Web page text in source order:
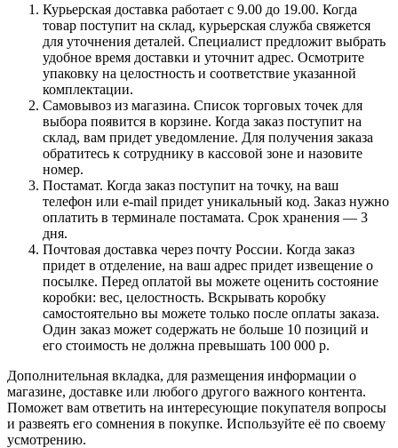
Курьерская доставка работает с 9.00 до 19.00. Когда
товар поступит на склад, курьерская служба свяжется
для уточнения деталей. Специалист предложит выбрать
удобное время доставки и уточнит адрес. Осмотрите
упаковку на целостность и соответствие указанной
комплектации.
Самовывоз из магазина. Список торговых точек для
выбора появится в корзине. Когда заказ поступит на
склад, вам придет уведомление. Для получения заказа
обратитесь к сотруднику в кассовой зоне и назовите
номер.
Постамат. Когда заказ поступит на точку, на ваш
телефон или e-mail придет уникальный код. Заказ нужно
оплатить в терминале постамата. Срок хранения — 3
дня.
Почтовая доставка через почту России. Когда заказ
придет в отделение, на ваш адрес придет извещение о
посылке. Перед оплатой вы можете оценить состояние
коробки: вес, целостность. Вскрывать коробку
самостоятельно вы можете только после оплаты заказа.
Один заказ может содержать не больше 10 позиций и
его стоимость не должна превышать 100 000 р.
Дополнительная вкладка, для размещения информации о
магазине, доставке или любого другого важного контента.
Поможет вам ответить на интересующие покупателя вопросы
и развеять его сомнения в покупке. Используйте её по своему
усмотрению.